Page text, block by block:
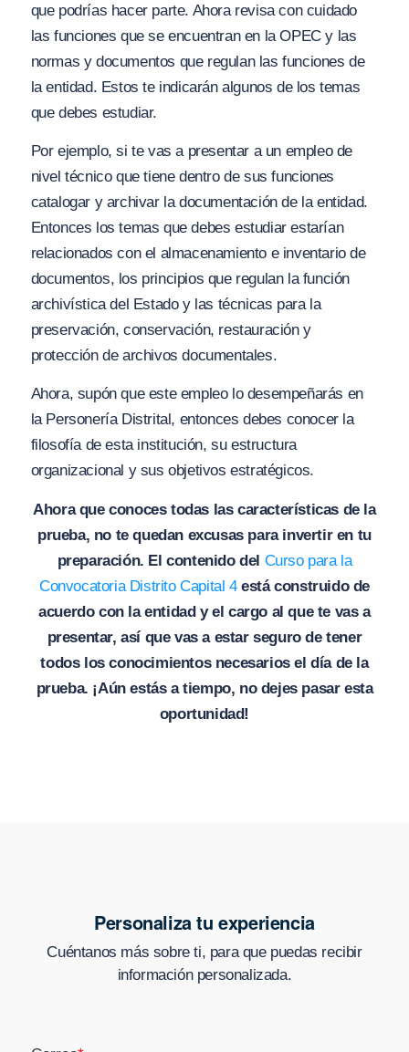
que podrías hacer parte. Ahora revisa con cuidado
las funciones que se encuentran en la OPEC y las
normas y documentos que regulan las funciones de
la entidad. Estos te indicarán algunos de los temas
que debes estudiar.
Por ejemplo, si te vas a presentar a un empleo de
nivel técnico que tiene dentro de sus funciones
catalogar y archivar la documentación de la entidad.
Entonces los temas que debes estudiar estarían
relacionados con el almacenamiento e inventario de
documentos, los principios que regulan la función
archivística del Estado y las técnicas para la
preservación, conservación, restauración y
protección de archivos documentales.
Ahora, supón que este empleo lo desempeñarás en
la Personería Distrital, entonces debes conocer la
filosofía de esta institución, su estructura
organizacional y sus objetivos estratégicos.
Ahora que conoces todas las características de la
prueba, no te quedan excusas para invertir en tu
preparación. El contenido del Curso para la
Convocatoria Distrito Capital 4está construido de
acuerdo con la entidad y el cargo al que te vas a
presentar, así que vas a estar seguro de tener
todos los conocimientos necesarios el día de la
prueba. ¡Aún estás a tiempo, no dejes pasar esta
oportunidad!
Personaliza tu experiencia
Cuéntanos más sobre ti, para que puedas recibir
información personalizada.